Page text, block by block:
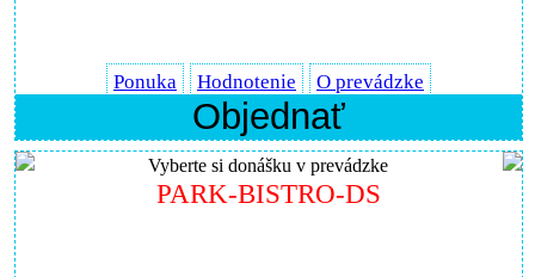
Ponuka Hodnotenie O prevádzke
Objednať
Vyberte si donášku v prevádzke
PARK-BISTRO-DS